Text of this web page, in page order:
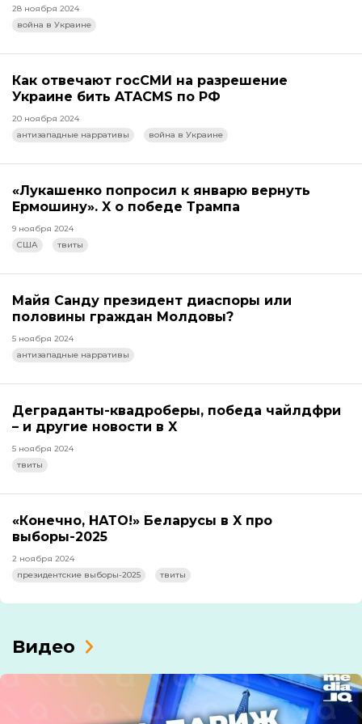
28 ноября 2024
война в Украине
Как отвечают госСМИ на разрешение
Украине бить ATACMS по РФ
20 ноября 2024
антизападные нарративы
война в Украине
«Лукашенко попросил к январю вернуть
Ермошину». X о победе Трампа
9 ноября 2024
США
твиты
Майя Санду президент диаспоры или
половины граждан Молдовы?
5 ноября 2024
антизападные нарративы
Деграданты-квадроберы, победа чайлдфри
– и другие новости в X
5 ноября 2024
твиты
«Конечно, НАТО!» Беларусы в X про
выборы-2025
2 ноября 2024
президентские выборы-2025
твиты
Видео